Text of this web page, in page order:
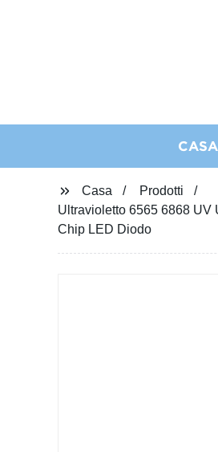
CASA
Casa
Prodotti
Ultravioletto 6565 6868 UV
Chip LED Diodo